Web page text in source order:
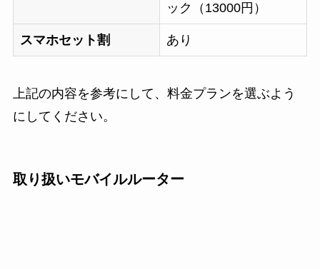
ック（13000円）
スマホセット割 あり
上記の内容を参考にして、料金プランを選ぶよう
にしてください。
取り扱いモバイルルーター